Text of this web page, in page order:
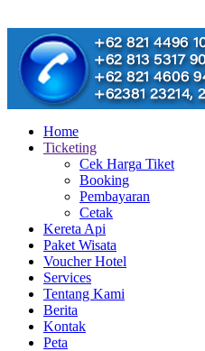
Home
Ticketing
Cek Harga Tiket
Booking
Pembayaran
Cetak
Kereta Api
Paket Wisata
Voucher Hotel
Services
Tentang Kami
Berita
Kontak
Peta